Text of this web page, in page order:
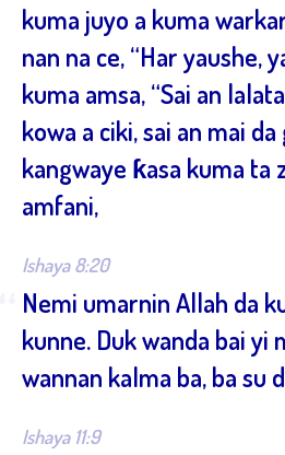
kuma juyo a kuma warkar
nan na ce, “Har yaushe,
kuma amsa, “Sai an
kowa a ciki, sai an mai da
kangwaye ƙasa kuma ta
amfani,
Ishaya 8:20
Nemi umarnin Allah da
kunne. Duk wanda bai yi
wannan kalma ba, ba su
Ishaya 11:9